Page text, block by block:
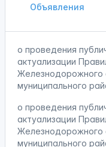
Объявления
о проведения
актуализации
Железнодорожного
муниципального
о проведения
актуализации
Железнодорожного
муниципального